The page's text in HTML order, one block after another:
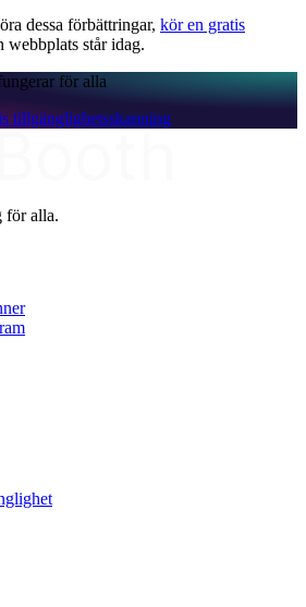
dessa förbättringar, kör en gratis
webbplats står idag.
för alla
tillgänglighetsskanning
för alla.